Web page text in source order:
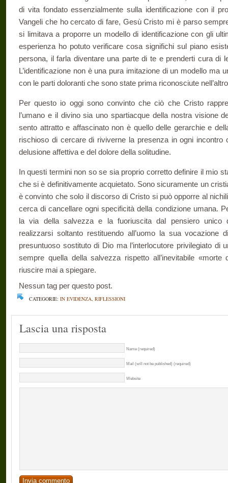
di vita fondato essenzialmente sulla identificazione con il
Vangeli che ho cercato di fare, Gesù Cristo mi è parso
si limitava a proporre un modello di identificazione con gli
esperienza ho potuto verificare cosa significhi sul piano
persona, il farla diventare una parte di te e prenderti cura di
L’identificazione non è una pura imitazione di un modello ma
con le parti doloranti che sono state prima riconosciute
Per questo io oggi sono convinto che ciò che Cristo
l’umano e il divino sia uno spartiacque della nostra visione
sento attratto e affascinato non è quello delle gerarchie e
rischioso di cercare di riviverne la presenza in ogni incontro
delusione affettiva e del dolore della solitudine.
In questi termini non so se sia proprio corretto definire il mio
che si è definitivamente acquietato. Sono sicuramente un
è convinto che solo il discorso di Cristo si può opporre al
cerca di cancellare ogni specificità della condizione umana.
la via della salvezza e la fuoriuscita dal pensiero unico
realizzarsi soltanto restituendo all’uomo la sua vocazione
presuntuoso sostituto di Dio ma l’interlocutore privilegiato di
sempre quella della salvezza rispetto all’inevitabile
riuscire mai a spiegare.
Nessun tag per questo post.
CATEGORIE: IN EVIDENZA, RIFLESSIONI
Lascia una risposta
Name (required)
Mail (will not be published) (required)
Website